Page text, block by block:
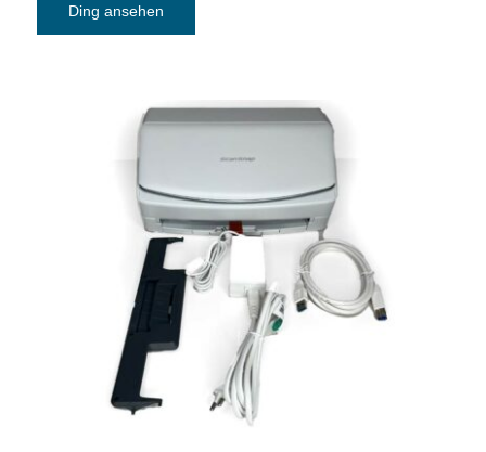
Ding ansehen
Scanner Fujitsu ScanSnap iX1600